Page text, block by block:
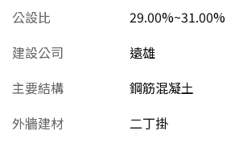
公設比
29.00%~31.00%
建設公司
遠雄
主要結構
鋼筋混凝土
外牆建材
二丁掛